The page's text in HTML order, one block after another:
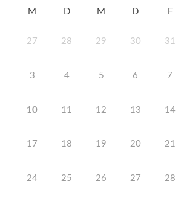
M D M D F
27 28 29 30 31
3 4 5 6 7
10 11 12 13 14
17 18 19 20 21
24 25 26 27 28